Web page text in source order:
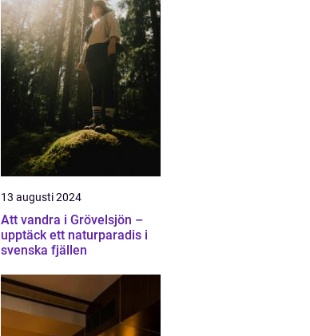
13 augusti 2024
Att vandra i Grövelsjön –
upptäck ett naturparadis i
svenska fjällen